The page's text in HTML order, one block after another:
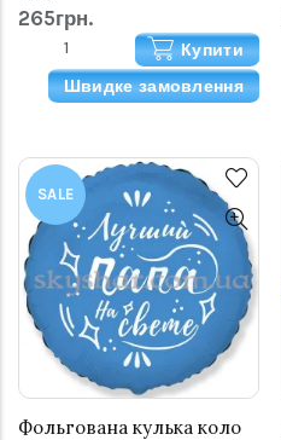
265грн.
Купити
Швидке замовлення
SALE
Фольгована кулька коло